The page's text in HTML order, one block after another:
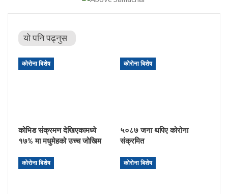
यो पनि पढ्नुस
कोरोना बिशेष
कोभिड संक्रमण देखिएकामध्ये
१७% मा मधुमेहको उच्च जोखिम
कोरोना बिशेष
५०८७ जना थपिए कोरोना
संक्रमित
कोरोना बिशेष कोरोना बिशेष